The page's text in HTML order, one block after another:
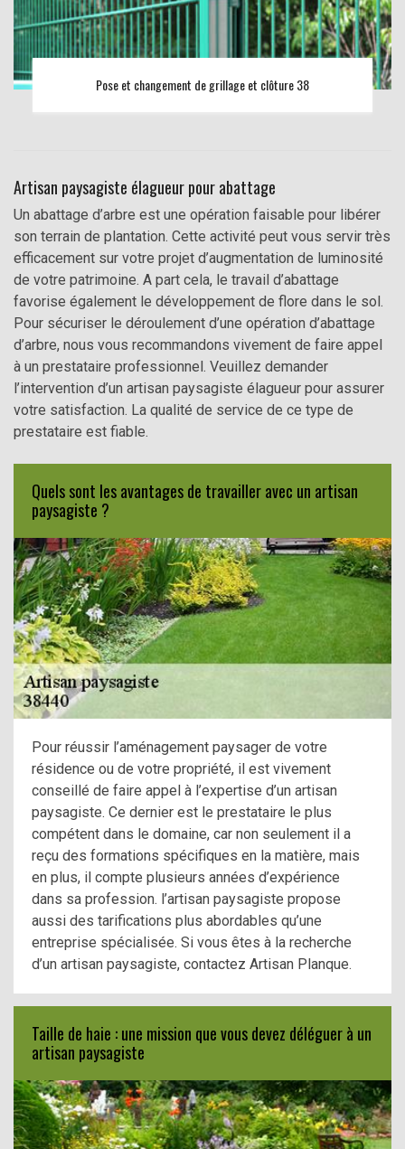
Pose et changement de grillage et clôture 38
Artisan paysagiste élagueur pour abattage
Un abattage d’arbre est une opération faisable pour libérer
son terrain de plantation. Cette activité peut vous servir très
efficacement sur votre projet d’augmentation de luminosité
de votre patrimoine. A part cela, le travail d’abattage
favorise également le développement de flore dans le sol.
Pour sécuriser le déroulement d’une opération d’abattage
d’arbre, nous vous recommandons vivement de faire appel
à un prestataire professionnel. Veuillez demander
l’intervention d’un artisan paysagiste élagueur pour assurer
votre satisfaction. La qualité de service de ce type de
prestataire est fiable.
Quels sont les avantages de travailler avec un artisan
paysagiste ?
Pour réussir l’aménagement paysager de votre
résidence ou de votre propriété, il est vivement
conseillé de faire appel à l’expertise d’un artisan
paysagiste. Ce dernier est le prestataire le plus
compétent dans le domaine, car non seulement il a
reçu des formations spécifiques en la matière, mais
en plus, il compte plusieurs années d’expérience
dans sa profession. l’artisan paysagiste propose
aussi des tarifications plus abordables qu’une
entreprise spécialisée. Si vous êtes à la recherche
d’un artisan paysagiste, contactez Artisan Planque.
Taille de haie : une mission que vous devez déléguer à un
artisan paysagiste